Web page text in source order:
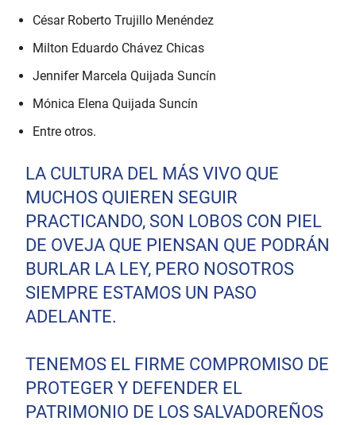
César Roberto Trujillo Menéndez
Milton Eduardo Chávez Chicas
Jennifer Marcela Quijada Suncín
Mónica Elena Quijada Suncín
Entre otros.
LA CULTURA DEL MÁS VIVO QUE
MUCHOS QUIEREN SEGUIR
PRACTICANDO, SON LOBOS CON PIEL
DE OVEJA QUE PIENSAN QUE PODRÁN
BURLAR LA LEY, PERO NOSOTROS
SIEMPRE ESTAMOS UN PASO
ADELANTE.
TENEMOS EL FIRME COMPROMISO DE
PROTEGER Y DEFENDER EL
PATRIMONIO DE LOS SALVADOREÑOS